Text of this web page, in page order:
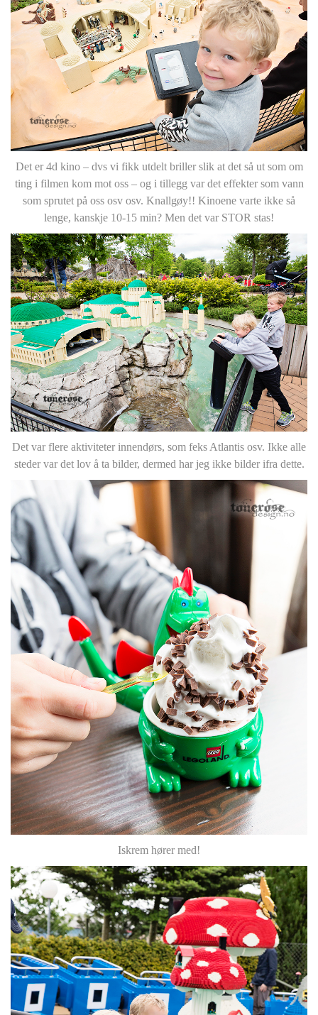
Det er 4d kino – dvs vi fikk utdelt briller slik at det så ut som om
ting i filmen kom mot oss – og i tillegg var det effekter som vann
som sprutet på oss osv osv. Knallgøy!! Kinoene varte ikke så
lenge, kanskje 10-15 min? Men det var STOR stas!
Det var flere aktiviteter innendørs, som feks Atlantis osv. Ikke alle
steder var det lov å ta bilder, dermed har jeg ikke bilder ifra dette.
Iskrem hører med!